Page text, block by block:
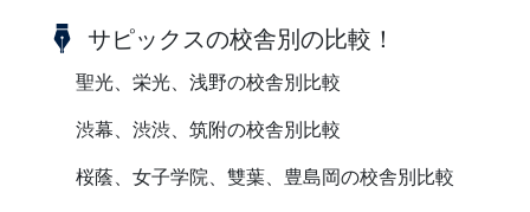
サピックスの校舎別の比較！
聖光、栄光、浅野の校舎別比較
渋幕、渋渋、筑附の校舎別比較
桜蔭、女子学院、雙葉、豊島岡の校舎別比較